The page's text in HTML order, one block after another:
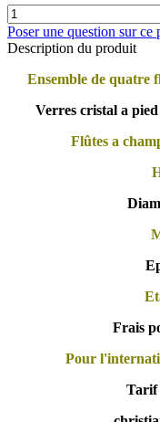
Poser une question sur ce
Description du produit
Ensemble de quatre
Verres cristal a pied
Flûtes a
Frais
Pour
Tarif